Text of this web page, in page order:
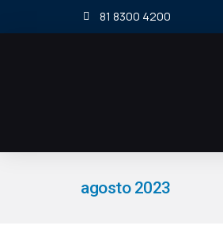
81 8300 4200
agosto 2023